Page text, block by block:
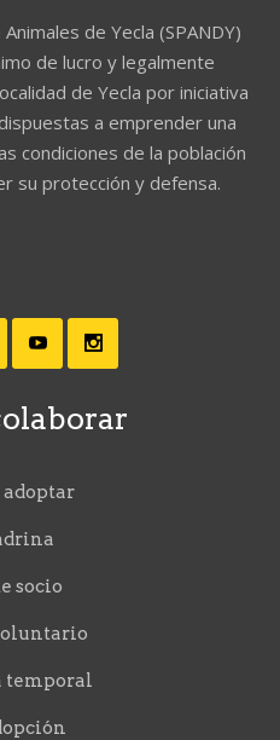
de Yecla (SPANDY)
de lucro y legalmente
de Yecla por iniciativa
a emprender una
condiciones de la población
su protección y defensa.
adoptar
socio
temporal